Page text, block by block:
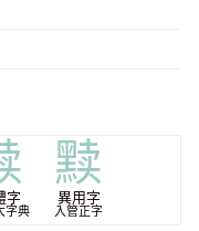
字
字典
黩
異用字
入管正字